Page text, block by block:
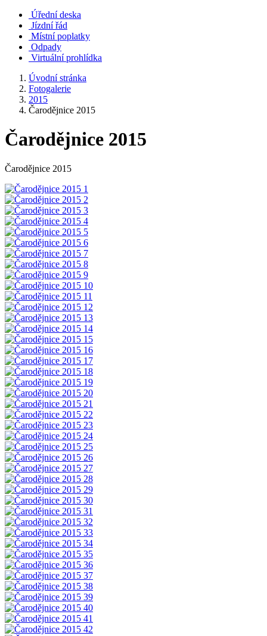
Úřední deska
Jízdní řád
Místní poplatky
Odpady
Virtuální prohlídka
Úvodní stránka
Fotogalerie
2015
Čarodějnice 2015
Čarodějnice 2015
Čarodějnice 2015